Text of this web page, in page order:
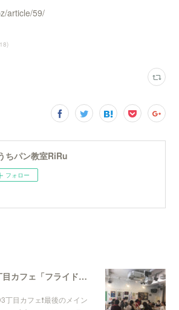
article/59/
)
ちパン教室RiRu
フォロー
おうちパン講座＠3丁目カフェ「フライドオニオンとチーズの切りっぱなしパン」
目カフェ❗️最後のメイン